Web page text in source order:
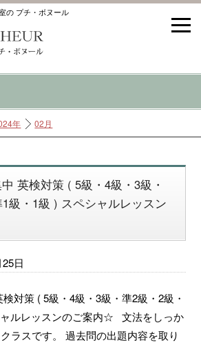
の プチ・ボヌール
年 02月
英検対策 ( 5級・4級・3級・
級・1級 ) スペシャルレッスン
日
策 ( 5級・4級・3級・準2級・2級・
ルレッスンのご案内☆ 文法をしっか
ラスです。 過去問の出題内容を取り